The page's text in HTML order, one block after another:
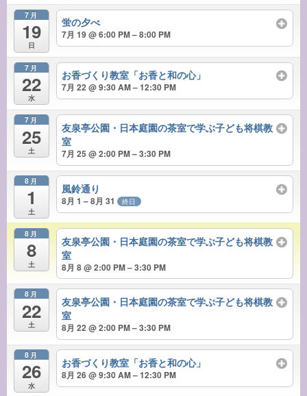
7月
19
日
蛍の夕べ
7月 19 @ 6:00 PM – 8:00 PM
7月
22
水
お香づくり教室「お香と和の心」
7月 22 @ 9:30 AM – 12:30 PM
7月
25
土
友泉亭公園・日本庭園の茶室で学ぶ子ども将棋教
室
7月 25 @ 2:00 PM – 3:30 PM
8月
1
土
風鈴通り
8月 1 – 8月 31 終日
8月
8
土
友泉亭公園・日本庭園の茶室で学ぶ子ども将棋教
室
8月 8 @ 2:00 PM – 3:30 PM
8月
22
土
友泉亭公園・日本庭園の茶室で学ぶ子ども将棋教
室
8月 22 @ 2:00 PM – 3:30 PM
8月
26
水
お香づくり教室「お香と和の心」
8月 26 @ 9:30 AM – 12:30 PM